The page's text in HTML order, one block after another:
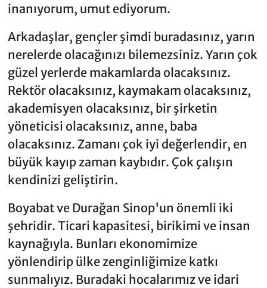
inanıyorum, umut ediyorum.
Arkadaşlar, gençler şimdi buradasınız, yarın
nerelerde olacağınızı bilemezsiniz. Yarın çok
güzel yerlerde makamlarda olacaksınız.
Rektör olacaksınız, kaymakam olacaksınız,
akademisyen olacaksınız, bir şirketin
yöneticisi olacaksınız, anne, baba
olacaksınız. Zamanı çok iyi değerlendir, en
büyük kayıp zaman kaybıdır. Çok çalışın
kendinizi geliştirin.
Boyabat ve Durağan Sinop'un önemli iki
şehridir. Ticari kapasitesi, birikimi ve insan
kaynağıyla. Bunları ekonomimize
yönlendirip ülke zenginliğimize katkı
sunmalıyız. Buradaki hocalarımız ve idari